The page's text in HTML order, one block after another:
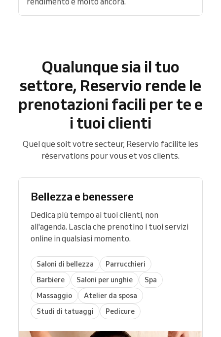
Qualunque sia il tuo
settore, Reservio rende le
prenotazioni facili per te e
i tuoi clienti
Quel que soit votre secteur, Reservio facilite les
réservations pour vous et vos clients.
Bellezza e benessere
Dedica più tempo ai tuoi clienti, non
all'agenda. Lascia che prenotino i tuoi servizi
online in qualsiasi momento.
Saloni di bellezza
Parrucchieri
Barbiere
Saloni per unghie
Spa
Massaggio
Atelier da sposa
Studi di tatuaggi
Pedicure